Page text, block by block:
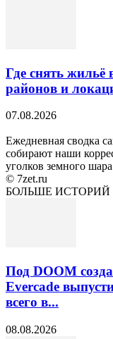
Где снять жильё
районов и
07.08.2026
Ежедневная сводка
собирают наши
уголков земного шара
© 7zet.ru
БОЛЬШЕ ИСТОРИЙ
Под DOOM
Evercade
всего в...
08.08.2026